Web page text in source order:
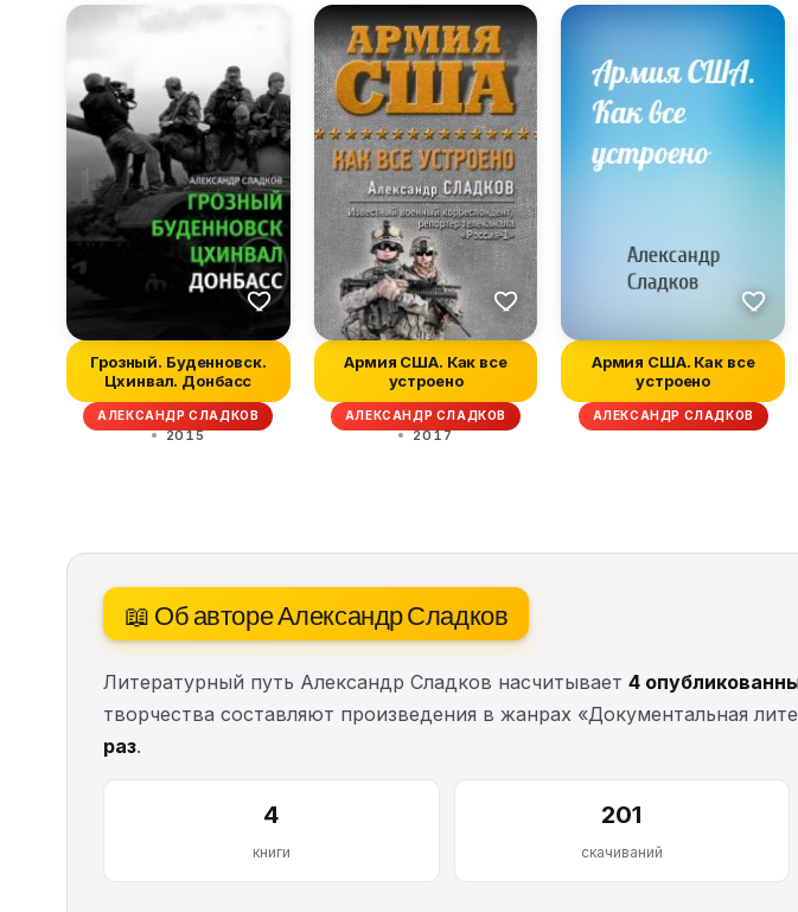
Грозный. Буденновск.
Цхинвал. Донбасс
АЛЕКСАНДР СЛАДКОВ
2015
Армия США. Как все
устроено
АЛЕКСАНДР СЛАДКОВ
2017
Армия США. Как все
устроено
АЛЕКСАНДР СЛАДКОВ
📖 Об авторе Александр Сладков
Литературный путь Александр Сладков насчитывает 4
творчества составляют произведения в жанрах «Документальная
раз.
4
книги
201
скачиваний